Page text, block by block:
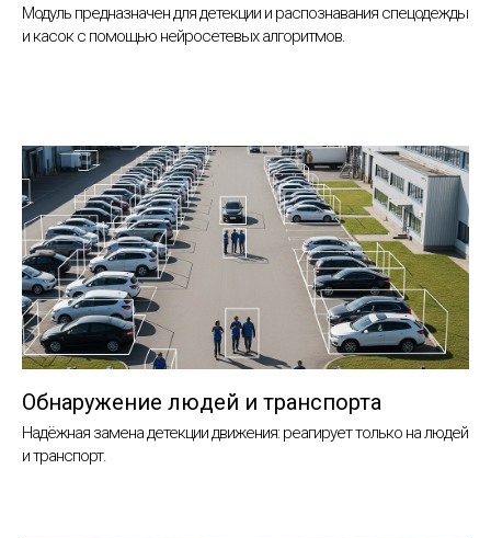
Модуль предназначен для детекции и распознавания спецодежды
и касок с помощью нейросетевых алгоритмов.
Обнаружение людей и транспорта
Надёжная замена детекции движения: реагирует только на людей
и транспорт.